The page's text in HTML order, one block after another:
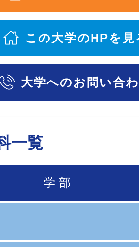
この大学のHPを見
大学へのお問い合
一覧
学 部